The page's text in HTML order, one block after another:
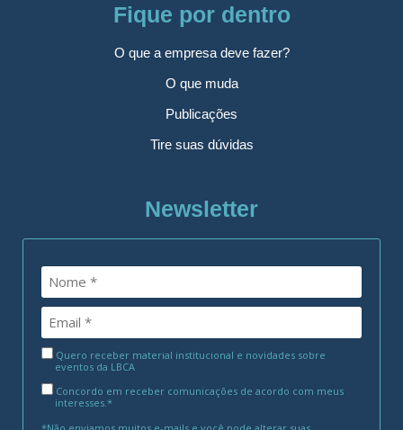
Fique por dentro
O que a empresa deve fazer?
O que muda
Publicações
Tire suas dúvidas
Newsletter
Quero receber material institucional e novidades sobre
eventos da LBCA
Concordo em receber comunicações de acordo com meus
interesses.*